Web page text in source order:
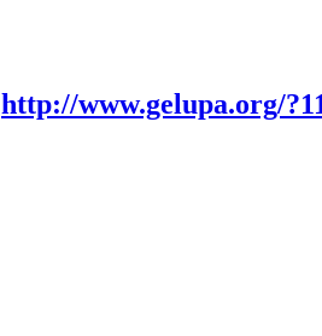
http://www.gelupa.org/